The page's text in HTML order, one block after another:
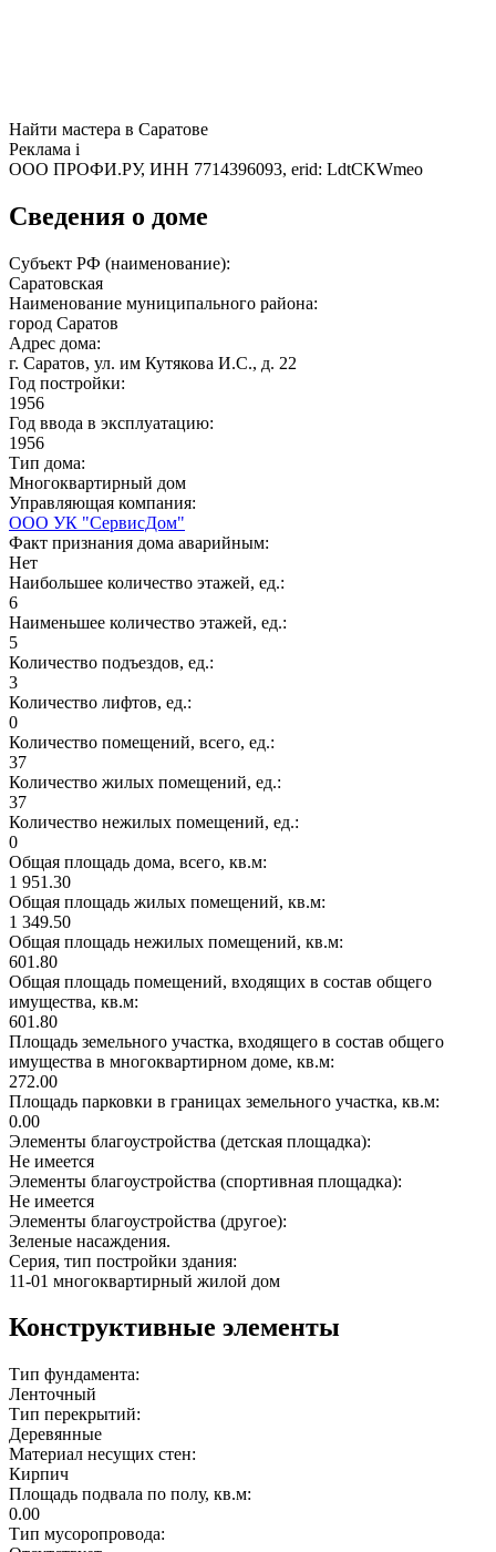
Найти мастера в Саратове
Реклама i
ООО ПРОФИ.РУ, ИНН 7714396093, erid: LdtCKWmeo
Сведения о доме
Субъект РФ (наименование):
Саратовская
Наименование муниципального района:
город Саратов
Адрес дома:
г. Саратов, ул. им Кутякова И.С., д. 22
Год постройки:
1956
Год ввода в эксплуатацию:
1956
Тип дома:
Многоквартирный дом
Управляющая компания:
ООО УК "СервисДом"
Факт признания дома аварийным:
Нет
Наибольшее количество этажей, ед.:
6
Наименьшее количество этажей, ед.:
5
Количество подъездов, ед.:
3
Количество лифтов, ед.:
0
Количество помещений, всего, ед.:
37
Количество жилых помещений, ед.:
37
Количество нежилых помещений, ед.:
0
Общая площадь дома, всего, кв.м:
1 951.30
Общая площадь жилых помещений, кв.м:
1 349.50
Общая площадь нежилых помещений, кв.м:
601.80
Общая площадь помещений, входящих в состав общего
имущества, кв.м:
601.80
Площадь земельного участка, входящего в состав общего
имущества в многоквартирном доме, кв.м:
272.00
Площадь парковки в границах земельного участка, кв.м:
0.00
Элементы благоустройства (детская площадка):
Не имеется
Элементы благоустройства (спортивная площадка):
Не имеется
Элементы благоустройства (другое):
Зеленые насаждения.
Серия, тип постройки здания:
11-01 многоквартирный жилой дом
Конструктивные элементы
Тип фундамента:
Ленточный
Тип перекрытий:
Деревянные
Материал несущих стен:
Кирпич
Площадь подвала по полу, кв.м:
0.00
Тип мусоропровода: